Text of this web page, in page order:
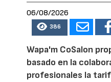
06/08/2026
386
Wapa'm CoSalon
basado en la
profesionales la